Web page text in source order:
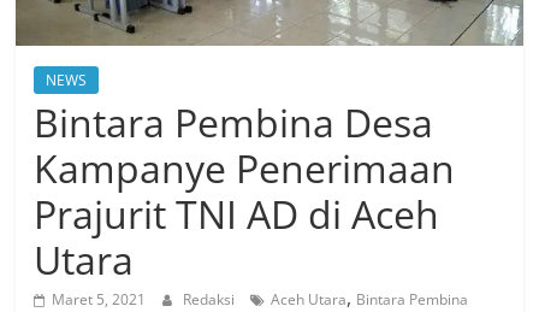
NEWS
Bintara Pembina Desa
Kampanye Penerimaan
Prajurit TNI AD di Aceh
Utara
Maret 5, 2021 Redaksi Aceh Utara, Bintara Pembina